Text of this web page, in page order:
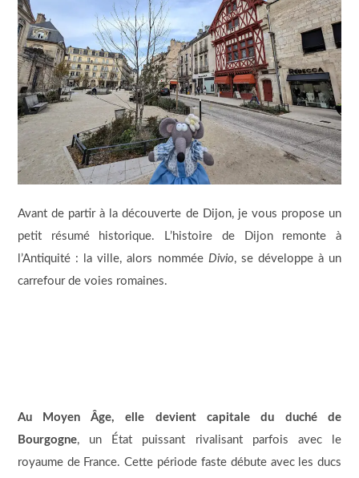
Avant de partir à la découverte de Dijon, je vous propose un
petit résumé historique. L’histoire de Dijon remonte à
l’Antiquité : la ville, alors nommée Divio, se développe à un
carrefour de voies romaines.
Au Moyen Âge, elle devient capitale du duché de
Bourgogne, un État puissant rivalisant parfois avec le
royaume de France. Cette période faste débute avec les ducs